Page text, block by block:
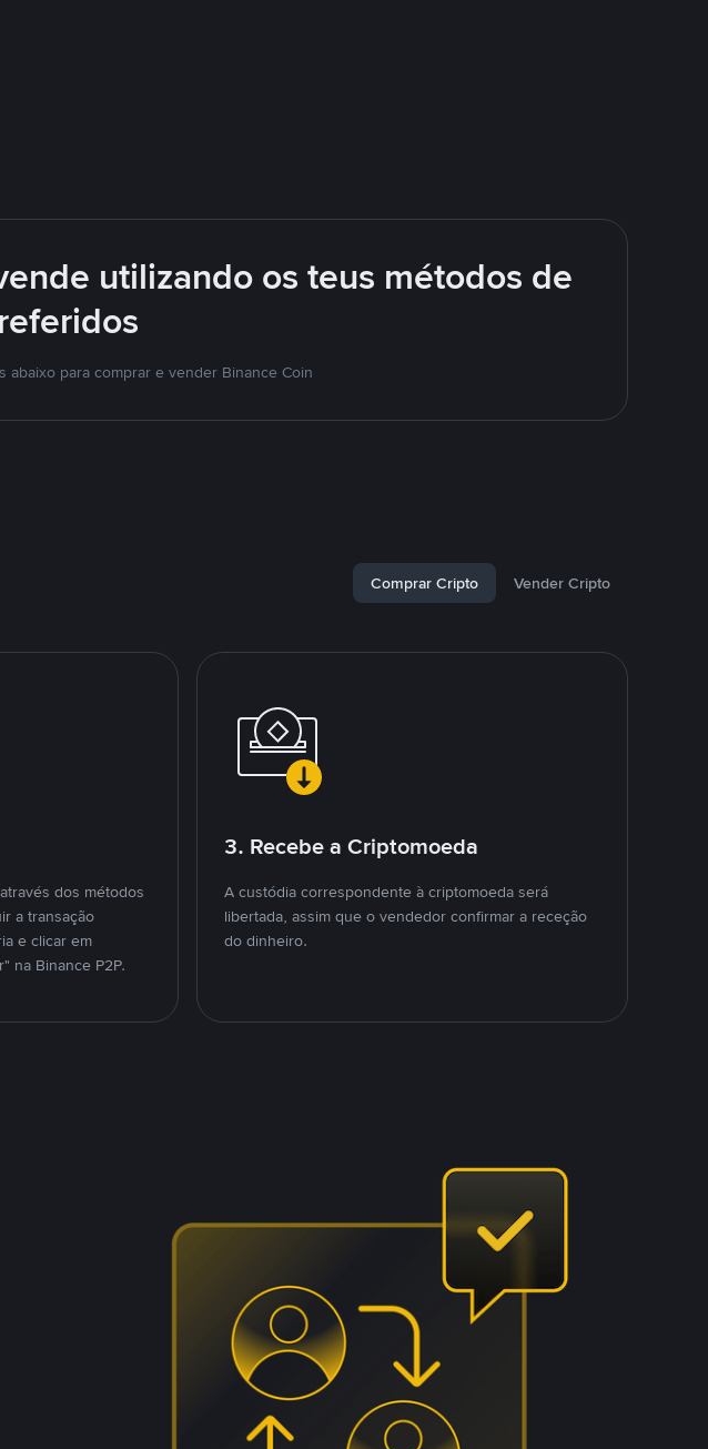
utilizando os teus métodos de
abaixo para comprar e vender Binance Coin
Comprar Cripto Vender Cripto
dos métodos
a transação
e clicar em
na Binance P2P.
3. Recebe a Criptomoeda
A custódia correspondente à criptomoeda será
libertada, assim que o vendedor confirmar a receção
do dinheiro.